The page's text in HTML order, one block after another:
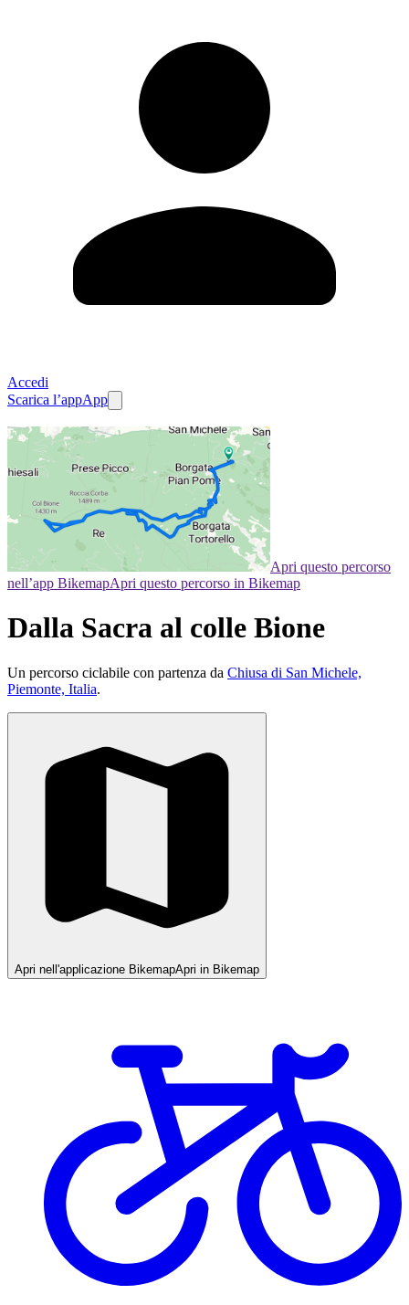
Accedi
Scarica l’appApp
Apri questo percorso
nell’app BikemapApri questo percorso in Bikemap
Dalla Sacra al colle Bione
Un percorso ciclabile con partenza da Chiusa di San Michele,
Piemonte, Italia.
Apri nell'applicazione BikemapApri in Bikemap